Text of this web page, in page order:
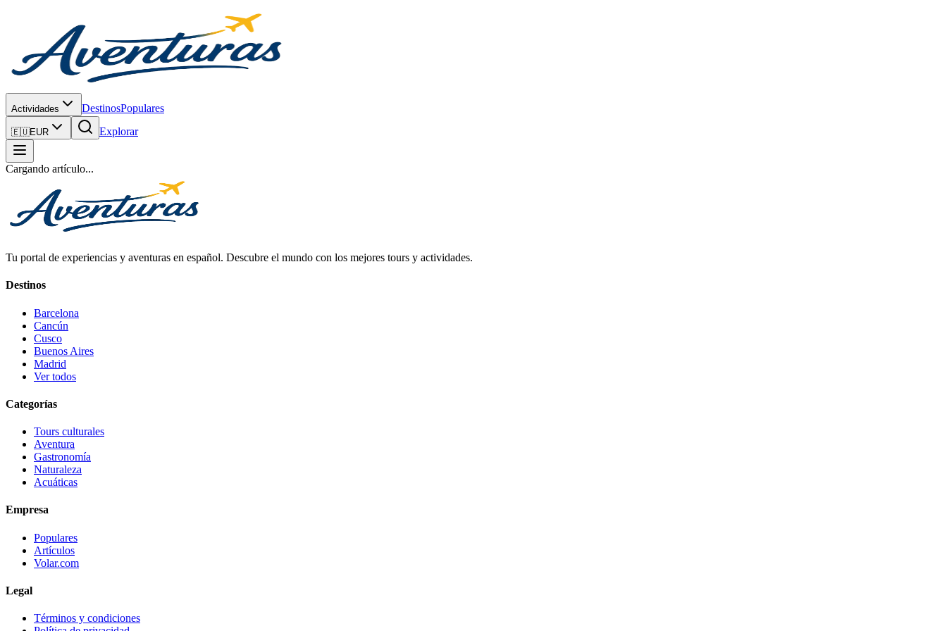
Actividades DestinosPopulares
🇪🇺EUR Explorar
Cargando artículo...
Tu portal de experiencias y aventuras en español. Descubre el mundo con los mejores tours y actividades.
Destinos
Barcelona
Cancún
Cusco
Buenos Aires
Madrid
Ver todos
Categorías
Tours culturales
Aventura
Gastronomía
Naturaleza
Acuáticas
Empresa
Populares
Artículos
Volar.com
Legal
Términos y condiciones